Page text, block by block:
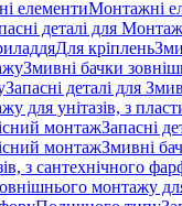
елементиМонтажні
деталі для
Для кріплень
Змивні бачки
Запасні деталі для
для унітазів, з
монтажЗапасні
монтажЗмивні
з сантехнічного
монтажу для